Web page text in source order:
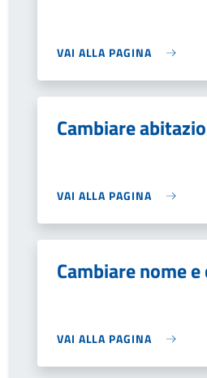
VAI ALLA PAGINA
Cambiare
VAI ALLA PAGINA
Cambiare nome
VAI ALLA PAGINA